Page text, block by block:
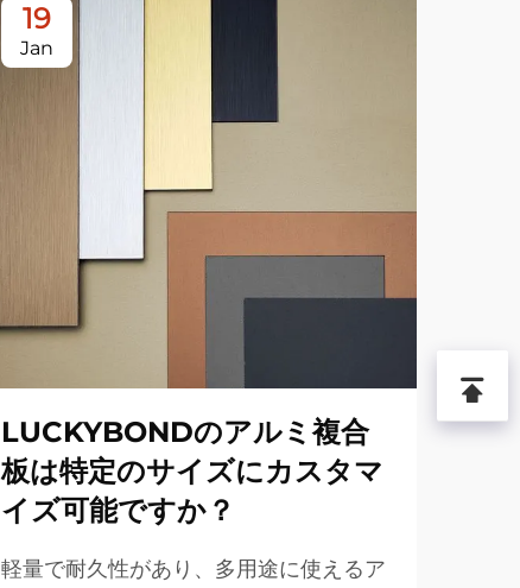
19
Jan
LUCKYBONDのアルミ複合
板は特定のサイズにカスタマ
イズ可能ですか？
軽量で耐久性があり、多用途に使えるア
な